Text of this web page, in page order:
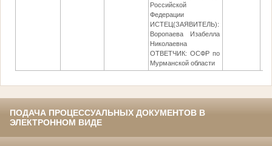
Российской
Федерации
ИСТЕЦ(ЗАЯВИТЕЛЬ):
Воропаева Изабелла
Николаевна
ОТВЕТЧИК: ОСФР по
Мурманской области
ПОДАЧА ПРОЦЕССУАЛЬНЫХ ДОКУМЕНТОВ В
ЭЛЕКТРОННОМ ВИДЕ